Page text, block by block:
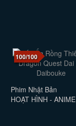
100/100
Phim Nhật Bản
HOẠT HÌNH - ANIME